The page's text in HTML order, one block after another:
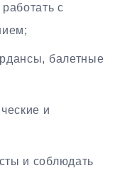
с
балетные
и
и соблюдать